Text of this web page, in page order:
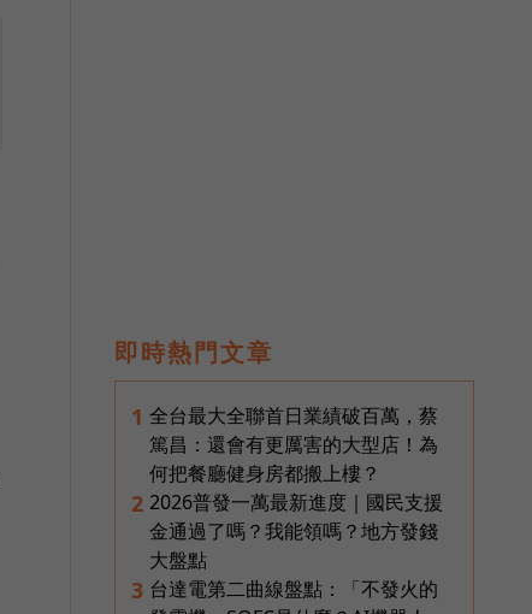
即時熱門文章
1 全台最大全聯首日業績破百萬，蔡
篤昌：還會有更厲害的大型店！為
何把餐廳健身房都搬上樓？
2 2026普發一萬最新進度｜國民支援
金通過了嗎？我能領嗎？地方發錢
大盤點
3 台達電第二曲線盤點：「不發火的